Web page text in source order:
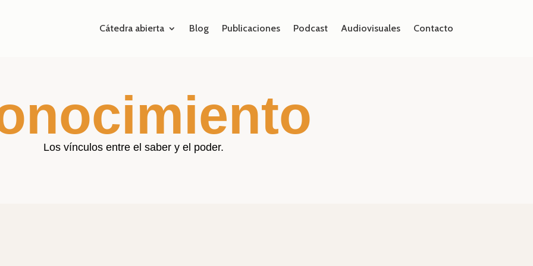
Cátedra abierta Blog Publicaciones Podcast Audiovisuales Contacto
Los vínculos entre el saber y el poder.